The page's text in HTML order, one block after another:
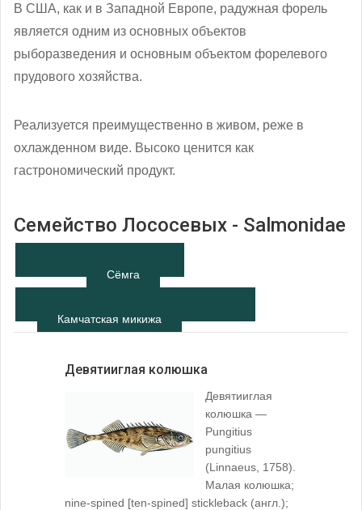
В США, как и в Западной Европе, радужная форель
является одним из основных объектов
рыборазведения и основным объектом форелевого
прудового хозяйства.
Реализуется преимущественно в живом, реже в
охлажденном виде. Высоко ценится как
гастрономический продукт.
Семейство Лососевых - Salmonidae
Сёмга
Камчатская микижа
Девятииглая колюшка
Девятииглая
колюшка —
Pungitius
pungitius
(Linnaeus, 1758).
Малая колюшка;
nine-spined [ten-spined] stickleback (англ.);